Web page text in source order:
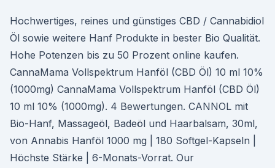
Hochwertiges, reines und günstiges CBD / Cannabidiol
Öl sowie weitere Hanf Produkte in bester Bio Qualität.
Hohe Potenzen bis zu 50 Prozent online kaufen.
CannaMama Vollspektrum Hanföl (CBD Öl) 10 ml 10%
(1000mg) CannaMama Vollspektrum Hanföl (CBD Öl)
10 ml 10% (1000mg). 4 Bewertungen. CANNOL mit
Bio-Hanf, Massageöl, Badeöl und Haarbalsam, 30ml,
von Annabis Hanföl 1000 mg | 180 Softgel-Kapseln |
Höchste Stärke | 6-Monats-Vorrat. Our